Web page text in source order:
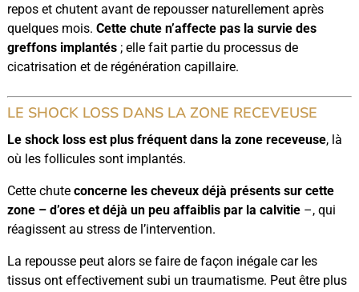
repos et chutent avant de repousser naturellement après
quelques mois. Cette chute n’affecte pas la survie des
greffons implantés; elle fait partie du processus de
cicatrisation et de régénération capillaire.
LE SHOCK LOSS DANS LA ZONE RECEVEUSE
Le shock loss est plus fréquent dans la zone receveuse, là
où les follicules sont implantés.
Cette chute concerne les cheveux déjà présents sur cette
zone – d’ores et déjà un peu affaiblis par la calvitie–, qui
réagissent au stress de l’intervention.
La repousse peut alors se faire de façon inégale car les
tissus ont effectivement subi un traumatisme. Peut être plus